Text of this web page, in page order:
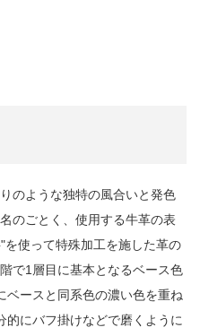
のような独特の風合いと発色
のごとく、使用する牛革の表
使って特殊加工を施した革の
で1層目に基本となるベース色
ベースと同系色の濃い色を重ね
的にバフ掛けなどで磨くように